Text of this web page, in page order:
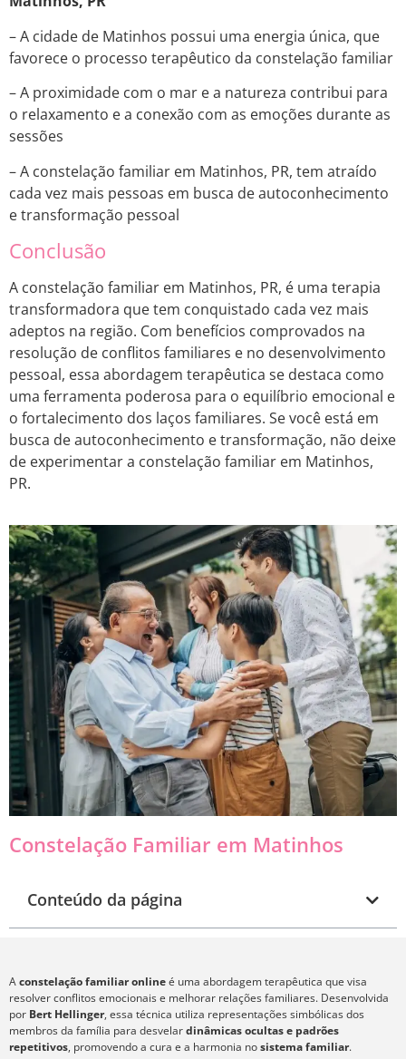
– A cidade de Matinhos possui uma energia única, que
favorece o processo terapêutico da constelação familiar
– A proximidade com o mar e a natureza contribui para
o relaxamento e a conexão com as emoções durante as
sessões
– A constelação familiar em Matinhos, PR, tem atraído
cada vez mais pessoas em busca de autoconhecimento
e transformação pessoal
Conclusão
A constelação familiar em Matinhos, PR, é uma terapia
transformadora que tem conquistado cada vez mais
adeptos na região. Com benefícios comprovados na
resolução de conflitos familiares e no desenvolvimento
pessoal, essa abordagem terapêutica se destaca como
uma ferramenta poderosa para o equilíbrio emocional e
o fortalecimento dos laços familiares. Se você está em
busca de autoconhecimento e transformação, não deixe
de experimentar a constelação familiar em Matinhos,
PR.
Constelação Familiar em Matinhos
Conteúdo da página
Aconstelação familiar onlineé uma abordagem terapêutica que visa
resolver conflitos emocionais e melhorar relações familiares. Desenvolvida
por Bert Hellinger, essa técnica utiliza representações simbólicas dos
membros da família para desvelardinâmicas ocultas e padrões
repetitivos, promovendo a cura e a harmonia nosistema familiar.